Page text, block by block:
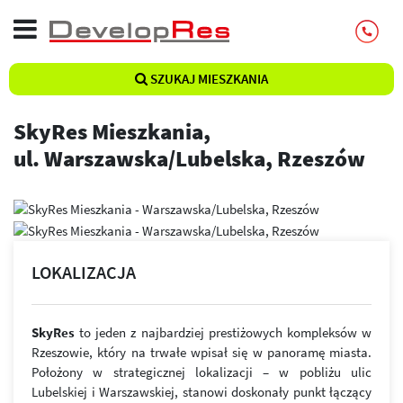
SZUKAJ MIESZKANIA
SkyRes Mieszkania,
ul. Warszawska/Lubelska, Rzeszów
LOKALIZACJA
SkyRes to jeden z najbardziej prestiżowych kompleksów w
Rzeszowie, który na trwałe wpisał się w panoramę miasta.
Położony w strategicznej lokalizacji – w pobliżu ulic
Lubelskiej i Warszawskiej, stanowi doskonały punkt łączący